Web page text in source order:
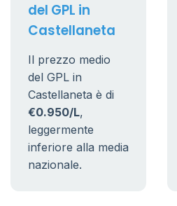
del GPL in
Castellaneta
Il prezzo medio
del GPL in
Castellaneta è di
€0.950/L,
leggermente
inferiore alla media
nazionale.